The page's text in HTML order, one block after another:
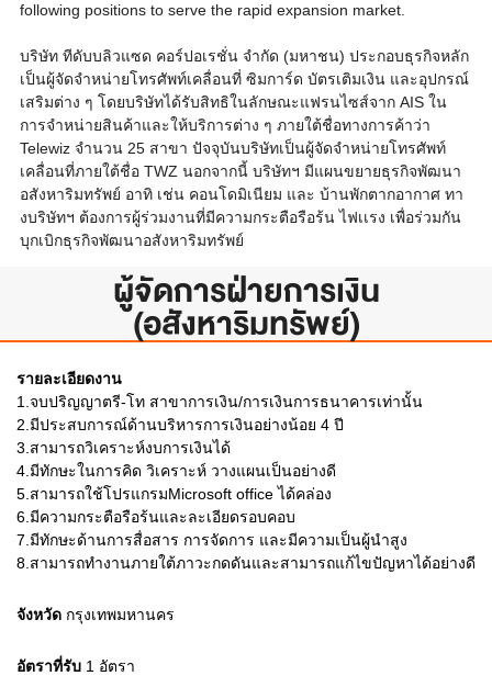
following positions to serve the rapid expansion market.
บริษัท ทีดับบลิวแซด คอร์ปอเรชั่น จำกัด (มหาชน) ประกอบธุรกิจหลัก
เป็นผู้จัดจำหน่ายโทรศัพท์เคลื่อนที่ ซิมการ์ด บัตรเติมเงิน และอุปกรณ์
เสริมต่าง ๆ โดยบริษัทได้รับสิทธิในลักษณะแฟรนไซส์จาก AIS ใน
การจำหน่ายสินค้าและให้บริการต่าง ๆ ภายใต้ชื่อทางการค้าว่า
Telewiz จำนวน 25 สาขา ปัจจุบันบริษัทเป็นผู้จัดจำหน่ายโทรศัพท์
เคลื่อนที่ภายใต้ชื่อ TWZ นอกจากนี้ บริษัทฯ มีแผนขยายธุรกิจพัฒนา
อสังหาริมทรัพย์ อาทิ เช่น คอนโดมิเนียม และ บ้านพักตากอากาศ ทา
งบริษัทฯ ต้องการผู้ร่วมงานที่มีความกระตือรือร้น ไฟเเรง เพื่อร่วมกัน
บุกเบิกธุรกิจพัฒนาอสังหาริมทรัพย์
ผู้จัดการฝ่ายการเงิน
(อสังหาริมทรัพย์)
รายละเอียดงาน
1.จบปริญญาตรี-โท สาขาการเงิน/การเงินการธนาคารเท่านั้น
2.มีประสบการณ์ด้านบริหารการเงินอย่างน้อย 4 ปี
3.สามารถวิเคราะห์งบการเงินได้
4.มีทักษะในการคิด วิเคราะห์ วางแผนเป็นอย่างดี
5.สามารถใช้โปรแกรมMicrosoft office ได้คล่อง
6.มีความกระตือรือร้นและละเอียดรอบคอบ
7.มีทักษะด้านการสื่อสาร การจัดการ และมีความเป็นผู้นำสูง
8.สามารถทำงานภายใต้ภาวะกดดันและสามารถแก้ไขปัญหาได้อย่างดี
จังหวัด กรุงเทพมหานคร
อัตราที่รับ 1 อัตรา